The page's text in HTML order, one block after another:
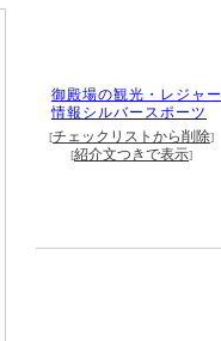
御殿場の観光・レジャー
情報シルバースポーツ
[チェックリストから削除]
[紹介文つきで表示]